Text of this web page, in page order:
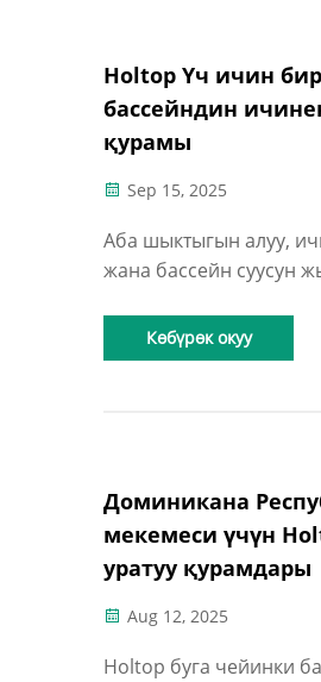
Holtop Үч ичин
бассейндин
қурамы
Sep 15, 2025
Аба шыктыгын алуу,
жана бассейн суусун
Көбүрөк окуу
Доминикана
мекемеси үчүн
уратуу қурамдары
Aug 12, 2025
Holtop буга чейинки